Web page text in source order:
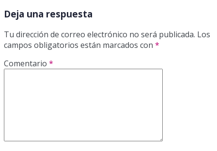
Deja una respuesta
Tu dirección de correo electrónico no será publicada. Los
campos obligatorios están marcados con *
Comentario *